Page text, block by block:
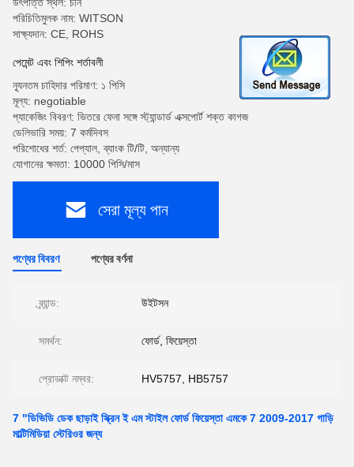
পরিচিতিমুলক নাম: WITSON
সাক্ষ্যদান: CE, ROHS
পেমেন্ট এবং শিপিং শর্তাবলী
ন্যূনতম চাহিদার পরিমাণ: ১ পিসি
মূল্য: negotiable
প্যাকেজিং বিবরণ: ভিতরে ফেনা সঙ্গে স্ট্যান্ডার্ড এক্সপোর্ট শক্ত কাগজ
ডেলিভারি সময়: 7 কর্মদিবস
পরিশোধের শর্ত: পেপ্যাল, ব্যাংক টি/টি, অন্যান্য
যোগানের ক্ষমতা: 10000 পিসি/মাস
সেরা মূল্য পান
পণ্যের বিবরণ পণ্যের বর্ণনা
ব্র্যান্ড: উইটসন
সমর্থন: ফোর্ড, ফিয়েস্তা
প্রোডাক্ট নম্বর: HV5757, HB5757
7 "ডিভিডি ডেক ছাড়াই স্ক্রিন ই এম স্টাইল ফোর্ড ফিয়েস্তা এমকে 7 2009-2017 গাড়ি
মাল্টিমিডিয়া স্টেরিওর জন্য